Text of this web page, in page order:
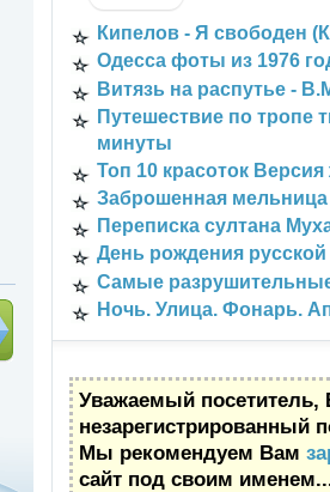
Кипелов - Я свободен
Одесса фоты из 1976
Витязь на распутье -
Путешествие по тропе
минуты
Топ 10 красоток
Заброшенная мельница
Переписка султана
День рождения
Самые
Ночь. Улица. Фонарь.
Уважаемый посетитель,
незарегистрированный
Мы рекомендуем Вам
сайт под своим